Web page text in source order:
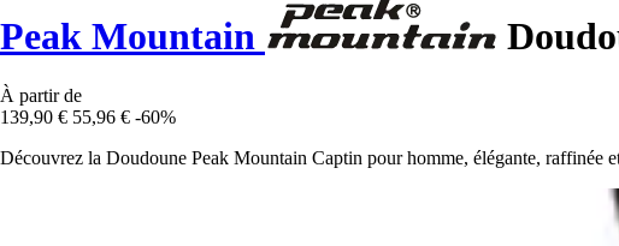
Peak Mountain
À partir de
139,90 € 55,96 € -60%
Découvrez la Doudoune Peak Mountain Captin pour homme, élégante, raffinée